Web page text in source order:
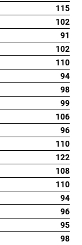
115
102
91
102
110
94
98
99
106
96
110
122
108
110
94
96
95
98